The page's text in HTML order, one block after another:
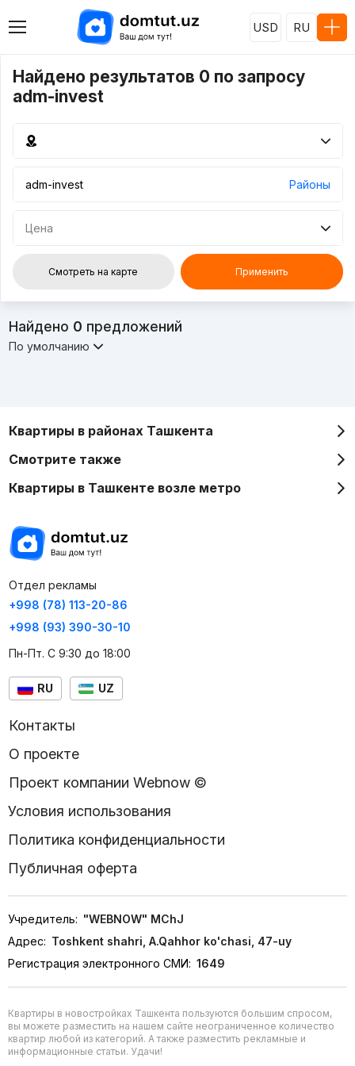
USD RU
Найдено результатов 0 по запросу
adm-invest
Районы
Цена
Смотреть на карте Применить
Найдено 0 предложений
По умолчанию
Квартиры в районах Ташкента
Смотрите также
Квартиры в Ташкенте возле метро
Отдел рекламы
+998 (78) 113-20-86
+998 (93) 390-30-10
Пн-Пт. С 9:30 до 18:00
RU UZ
Контакты
О проекте
Проект компании Webnow ©
Условия использования
Политика конфиденциальности
Публичная оферта
Учредитель: "WEBNOW" MChJ
Адрес: Toshkent shahri, A.Qahhor ko'chasi, 47-uy
Регистрация электронного СМИ: 1649
Квартиры в новостройках Ташкента пользуются большим спросом,
вы можете разместить на нашем сайте неограниченное количество
квартир любой из категорий. А также разместить рекламные и
информационные статьи. Удачи!